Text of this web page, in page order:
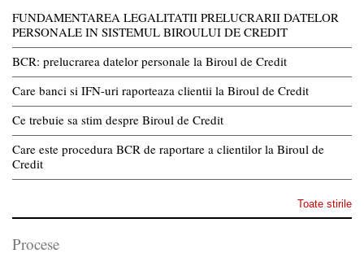
FUNDAMENTAREA LEGALITATII PRELUCRARII DATELOR
PERSONALE IN SISTEMUL BIROULUI DE CREDIT
BCR: prelucrarea datelor personale la Biroul de Credit
Care banci si IFN-uri raporteaza clientii la Biroul de Credit
Ce trebuie sa stim despre Biroul de Credit
Care este procedura BCR de raportare a clientilor la Biroul de
Credit
Toate stirile
Procese